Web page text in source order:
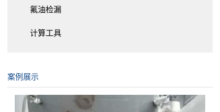
氟油检漏
计算工具
案例展示